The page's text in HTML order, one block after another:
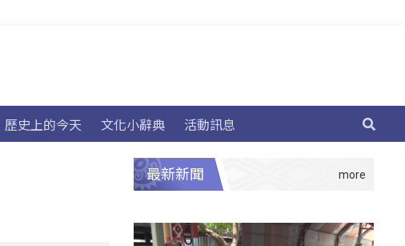
歷史上的今天 文化小辭典 活動訊息
最新新聞